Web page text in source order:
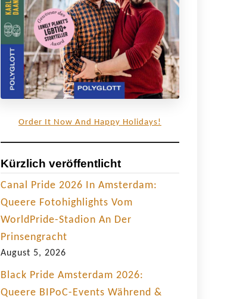
Order It Now And Happy Holidays!
Kürzlich veröffentlicht
Canal Pride 2026 In Amsterdam:
Queere Fotohighlights Vom
WorldPride-Stadion An Der
Prinsengracht
August 5, 2026
Black Pride Amsterdam 2026:
Queere BIPoC-Events Während &